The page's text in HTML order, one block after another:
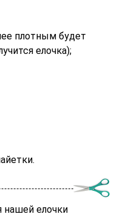
плотным будет
елочка);
нашей елочки